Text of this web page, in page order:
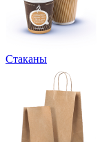
Стаканы